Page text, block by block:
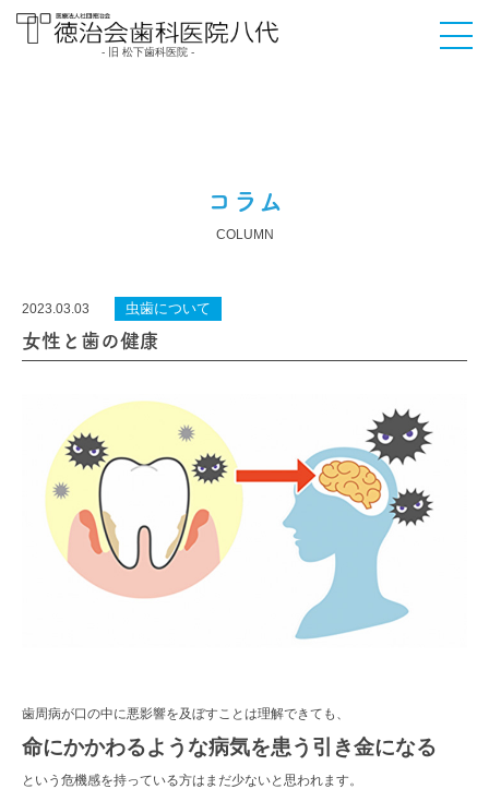
- 旧 松下歯科医院 -
コラム
COLUMN
2023.03.03 虫歯について
女性と歯の健康
歯周病が口の中に悪影響を及ぼすことは理解できても、
命にかかわるような病気を患う引き金になる
という危機感を持っている方はまだ少ないと思われます。